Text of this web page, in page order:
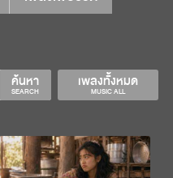
เพลงทั้งหมด
MUSIC ALL
ค้นหา
SEARCH